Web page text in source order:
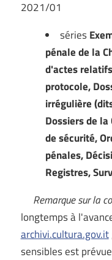
2021/01
séries
pénale de la
d'actes
protocole,
irrégulière
Dossiers de
de sécurité,
pénales,
Registres,
Remarque sur la
longtemps à
archivi.cultura.gov.it
sensibles est prévue